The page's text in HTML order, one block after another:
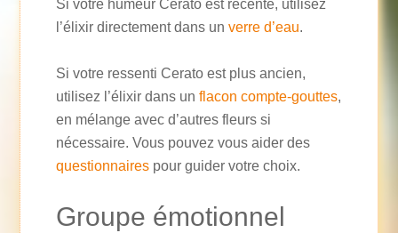
Si votre humeur Cerato est récente, utilisez
l’élixir directement dans unverre d’eau.
Si votre ressenti Cerato est plus ancien,
utilisez l’élixir dans unflacon compte-gouttes,
en mélange avec d’autres fleurs si
nécessaire. Vous pouvez vous aider des
questionnaires pour guider votre choix.
Groupe émotionnel